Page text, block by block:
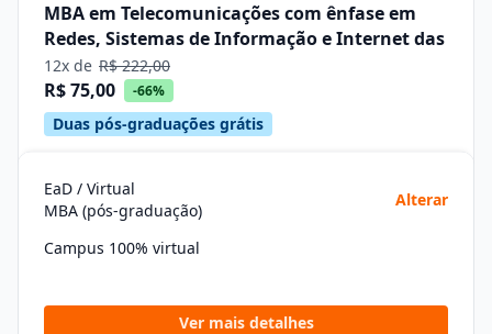
MBA em Telecomunicações com ênfase em
Redes, Sistemas de Informação e Internet das
12x de R$ 222,00
R$ 75,00 -66%
Duas pós-graduações grátis
EaD / Virtual
MBA (pós-graduação)
Alterar
Campus 100% virtual
Ver mais detalhes